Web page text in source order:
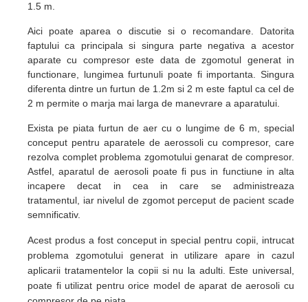
1.5 m.
Aici poate aparea o discutie si o recomandare. Datorita
faptului ca principala si singura parte negativa a acestor
aparate cu compresor este data de zgomotul generat in
functionare, lungimea furtunuli poate fi importanta. Singura
diferenta dintre un furtun de 1.2m si 2 m este faptul ca cel de
2 m permite o marja mai larga de manevrare a aparatului.
Exista pe piata furtun de aer cu o lungime de 6 m, special
conceput pentru aparatele de aerossoli cu compresor, care
rezolva complet problema zgomotului genarat de compresor.
Astfel,aparatul de aerosoli poate fi pus in functiune in alta
incapere decat in cea in care se administreaza
tratamentul, iar nivelul de zgomot perceput de pacient scade
semnificativ.
Acest produs a fost conceput in special pentru copii, intrucat
problema zgomotului generat in utilizare apare in cazul
aplicarii tratamentelor la copii si nu la adulti. Este universal,
poate fi utilizat pentru orice model de aparat de aerosoli cu